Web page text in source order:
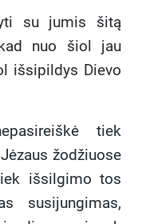
su jumis šitą
nuo šiol jau
išsipildys Dievo
tiek
žodžiuose
išsilgimo tos
susijungimas,